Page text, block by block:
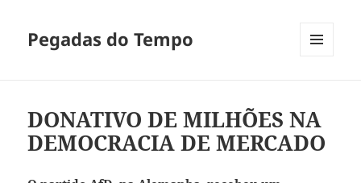
Pegadas do Tempo
DONATIVO DE MILHÕES NA
DEMOCRACIA DE MERCADO